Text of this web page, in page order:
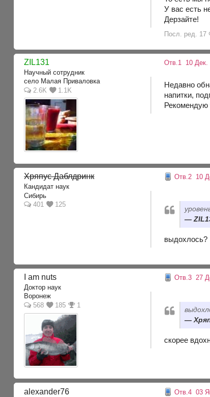
У вас есть
Дерзайте!
Посл. ред. 17
ZIL131
Научный сотрудник
село Малая Приваловка
2.6K
1.1K
Отв.1 10 Дек.
Недавно
напитки,
Рекомендую
Хряпус Даблдринк
Кандидат наук
Сибирь
401
125
Отв.2 10
выдохлось?
I am nuts
Доктор наук
Воронеж
568
185 1
Отв.3 27
скорее
alexander76 Отв.4 03